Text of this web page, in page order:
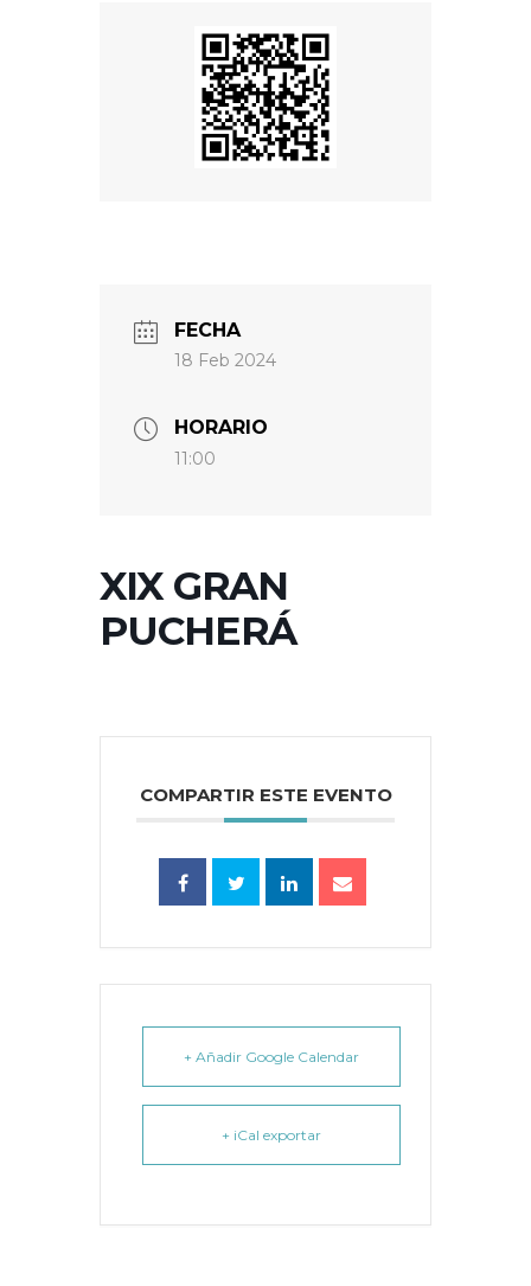
FECHA
18 Feb 2024
HORARIO
11:00
XIX GRAN
PUCHERÁ
COMPARTIR ESTE EVENTO
+ Añadir Google Calendar
+ iCal exportar